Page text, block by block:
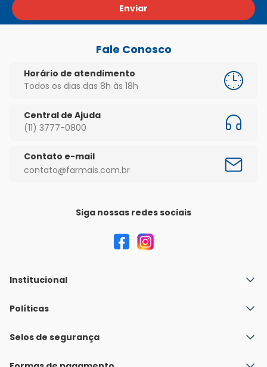
Enviar
Fale Conosco
Horário de atendimento
Todos os dias das 8h às 18h
Central de Ajuda
(11) 3777-0800
Contato e-mail
contato@farmais.com.br
Siga nossas redes sociais
Institucional
Quem Somos
Nossas lojas
Políticas
Política de Envio
Selos de segurança